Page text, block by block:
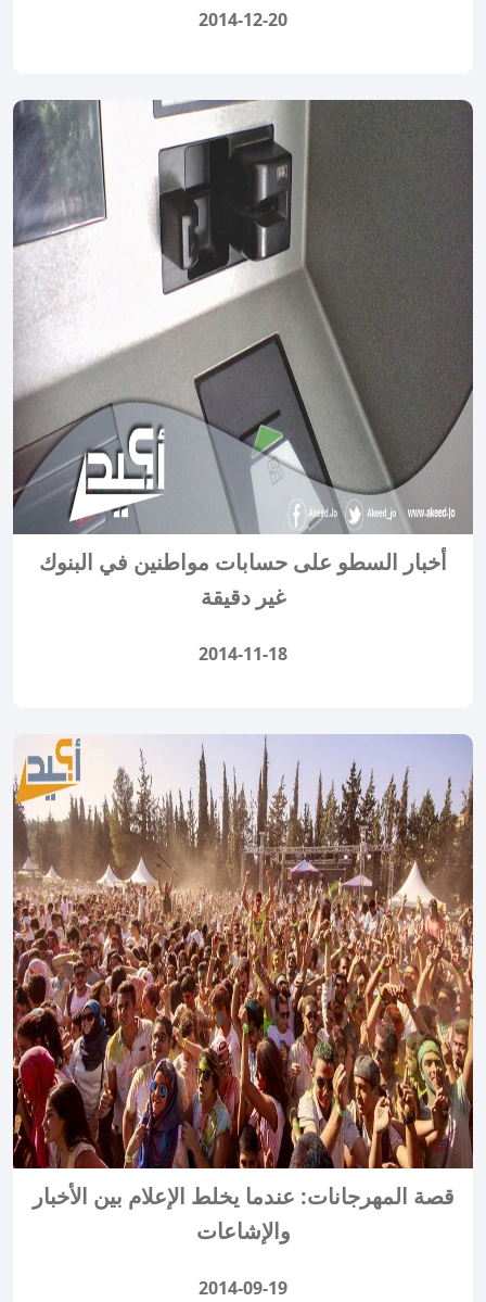
2014-12-20
أخبار السطو على حسابات مواطنين في البنوك
غير دقيقة
2014-11-18
قصة المهرجانات: عندما يخلط الإعلام بين الأخبار
والإشاعات
2014-09-19